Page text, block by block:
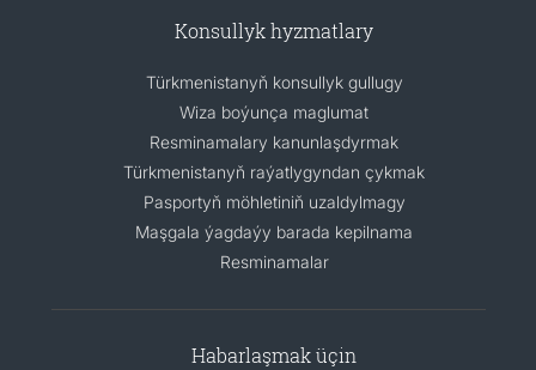
Konsullyk hyzmatlary
Türkmenistanyň konsullyk gullugy
Wiza boýunça maglumat
Resminamalary kanunlaşdyrmak
Türkmenistanyň raýatlygyndan çykmak
Pasportyň möhletiniň uzaldylmagy
Maşgala ýagdaýy barada kepilnama
Resminamalar
Habarlaşmak üçin